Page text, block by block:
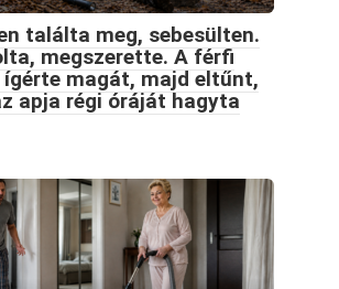
találta meg, sebesülten.
megszerette. A férfi
magát, majd eltűnt,
apja régi óráját hagyta